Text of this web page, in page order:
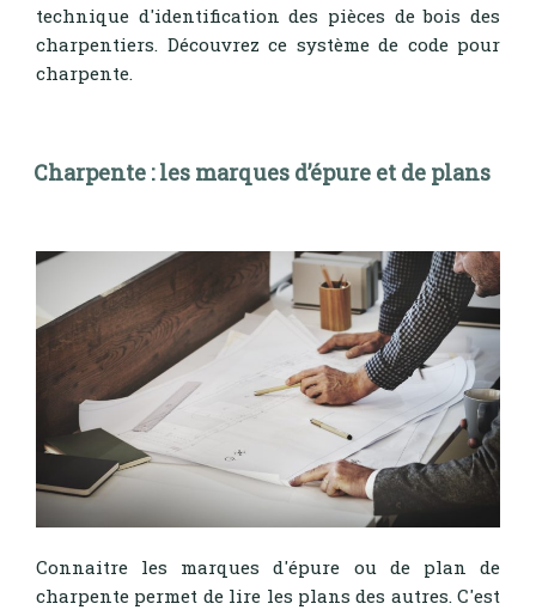
technique d'identification des pièces de bois des
charpentiers. Découvrez ce système de code pour
charpente.
Charpente : les marques d’épure et de plans
Connaitre les marques d'épure ou de plan de
charpente permet de lire les plans des autres. C'est